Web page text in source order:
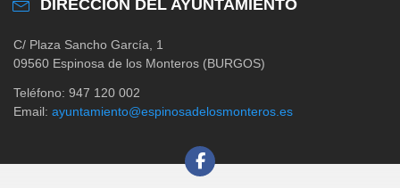
DIRECCIÓN DEL AYUNTAMIENTO
C/ Plaza Sancho García, 1
09560 Espinosa de los Monteros (BURGOS)
Teléfono: 947 120 002
Email: ayuntamiento@espinosadelosmonteros.es